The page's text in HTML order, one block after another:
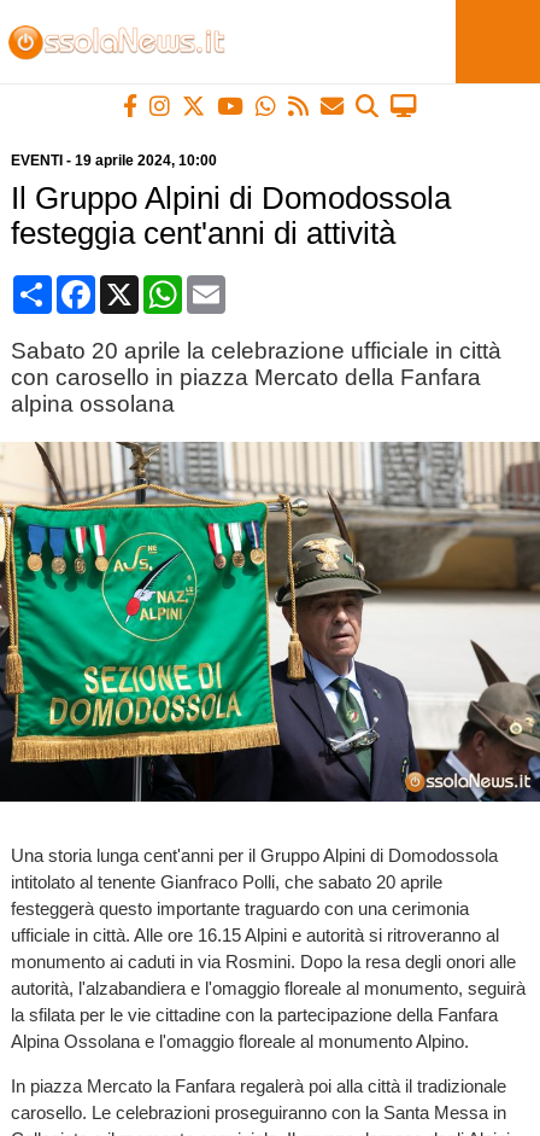
EVENTI - 19 aprile 2024, 10:00
Il Gruppo Alpini di Domodossola
festeggia cent'anni di attività
CondividiFacebook
X WhatsApp
Email
Sabato 20 aprile la celebrazione ufficiale in città
con carosello in piazza Mercato della Fanfara
alpina ossolana
Una storia lunga cent'anni per il Gruppo Alpini di Domodossola
intitolato al tenente Gianfraco Polli, che sabato 20 aprile
festeggerà questo importante traguardo con una cerimonia
ufficiale in città. Alle ore 16.15 Alpini e autorità si ritroveranno al
monumento ai caduti in via Rosmini. Dopo la resa degli onori alle
autorità, l'alzabandiera e l'omaggio floreale al monumento, seguirà
la sfilata per le vie cittadine con la partecipazione della Fanfara
Alpina Ossolana e l'omaggio floreale al monumento Alpino.
In piazza Mercato la Fanfara regalerà poi alla città il tradizionale
carosello. Le celebrazioni proseguiranno con la Santa Messa in